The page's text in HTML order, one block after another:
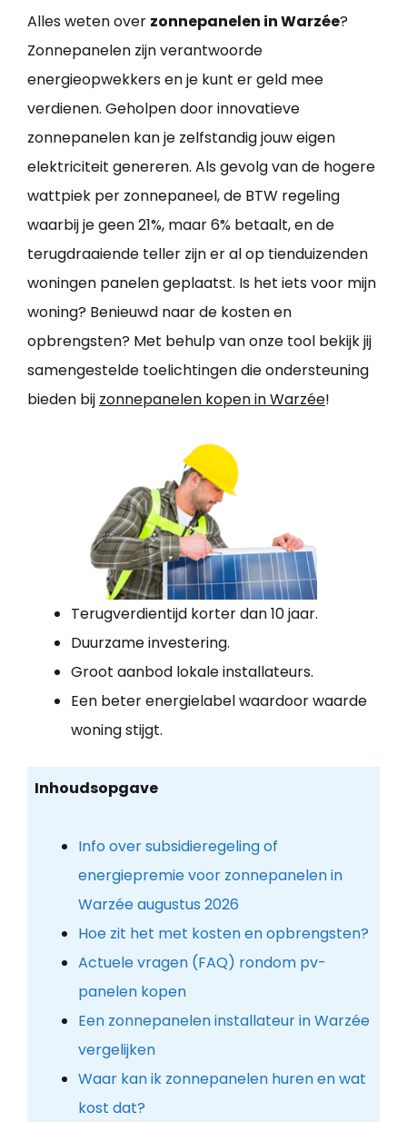
Alles weten over zonnepanelen in Warzée?
Zonnepanelen zijn verantwoorde
energieopwekkers en je kunt er geld mee
verdienen. Geholpen door innovatieve
zonnepanelen kan je zelfstandig jouw eigen
elektriciteit genereren. Als gevolg van de hogere
wattpiek per zonnepaneel, de BTW regeling
waarbij je geen 21%, maar 6% betaalt, en de
terugdraaiende teller zijn er al op tienduizenden
woningen panelen geplaatst. Is het iets voor mijn
woning? Benieuwd naar de kosten en
opbrengsten? Met behulp van onze tool bekijk jij
samengestelde toelichtingen die ondersteuning
bieden bij zonnepanelen kopen in Warzée!
Terugverdientijd korter dan 10 jaar.
Duurzame investering.
Groot aanbod lokale installateurs.
Een beter energielabel waardoor waarde
woning stijgt.
Inhoudsopgave
Info over subsidieregeling of
energiepremie voor zonnepanelen in
Warzée augustus 2026
Hoe zit het met kosten en opbrengsten?
Actuele vragen (FAQ) rondom pv-
panelen kopen
Een zonnepanelen installateur in Warzée
vergelijken
Waar kan ik zonnepanelen huren en wat
kost dat?